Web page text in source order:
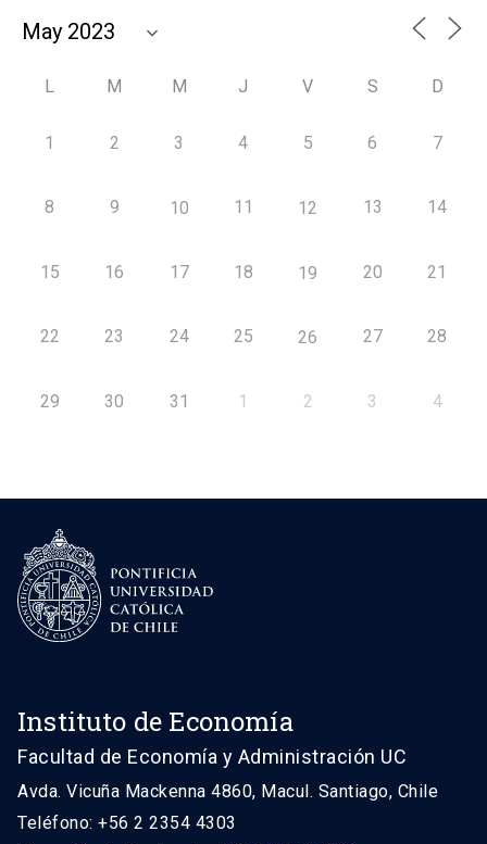
L M M J V S D
1 2 3 4 5 6 7
8 9 10 11 12 13 14
15 16 17 18 19 20 21
22 23 24 25 26 27 28
29 30 31 1 2 3 4
Instituto de Economía
Facultad de Economía y Administración UC
Avda. Vicuña Mackenna 4860, Macul. Santiago, Chile
Teléfono: +56 2 2354 4303